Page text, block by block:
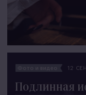
12
Подлинная